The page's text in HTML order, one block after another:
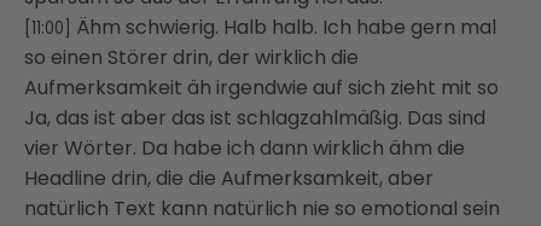
[11:00]
Ähm schwierig. Halb halb. Ich habe gern mal
so einen Störer drin, der wirklich die
Aufmerksamkeit äh irgendwie auf sich zieht mit so
Ja, das ist aber das ist schlagzahlmäßig. Das sind
vier Wörter. Da habe ich dann wirklich ähm die
Headline drin, die die Aufmerksamkeit, aber
natürlich Text kann natürlich nie so emotional sein